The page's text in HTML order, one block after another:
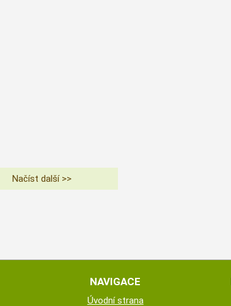
NAVIGACE
Úvodní strana